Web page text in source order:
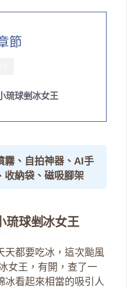
節
琉球剉冰女王
霧、自拍神器、AI手
收納袋、磁吸腳架
琉球剉冰女王
天都要吃冰，這次颱風
女王，有開，查了一
冰看起來相當的吸引人